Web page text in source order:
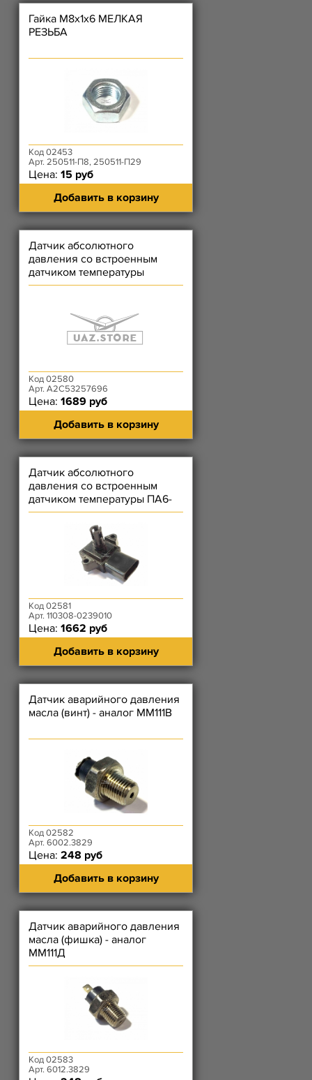
Гайка М8х1х6 МЕЛКАЯ
РЕЗЬБА
Код 02453
Арт. 250511-П8, 250511-П29
Цена: 15 руб
Добавить в корзину
Датчик абсолютного
давления со встроенным
датчиком температуры
Siemens
Код 02580
Арт. А2С53257696
Цена: 1689 руб
Добавить в корзину
Датчик абсолютного
давления со встроенным
датчиком температуры ПА6-
210-КС (Элкар)
Код 02581
Арт. 110308-0239010
Цена: 1662 руб
Добавить в корзину
Датчик аварийного давления
масла (винт) - аналог ММ111В
Код 02582
Арт. 6002.3829
Цена: 248 руб
Добавить в корзину
Датчик аварийного давления
масла (фишка) - аналог
ММ111Д
Код 02583
Арт. 6012.3829